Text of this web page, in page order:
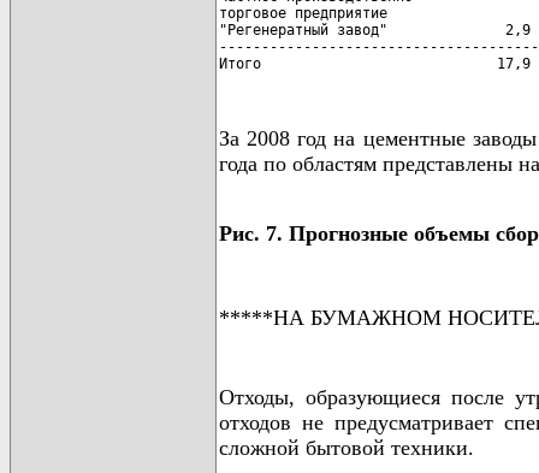
торговое предприятие
"Регенератный завод"
Итого                            17,9
За 2008 год на цементные
года по областям представлены
Рис. 7. Прогнозные объемы
*****НА БУМАЖНОМ
Отходы, образующиеся после
отходов не предусматривает
сложной бытовой техники.